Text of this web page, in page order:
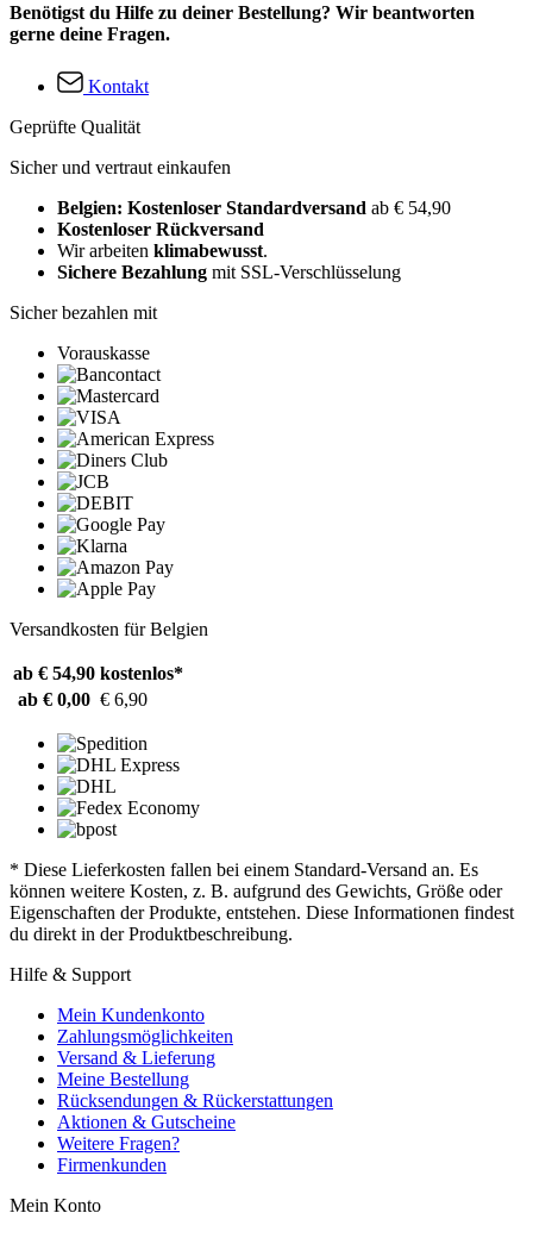
Benötigst du Hilfe zu deiner Bestellung? Wir beantworten
gerne deine Fragen.
Kontakt
Geprüfte Qualität
Sicher und vertraut einkaufen
Belgien: Kostenloser Standardversand ab € 54,90
Kostenloser Rückversand
Wir arbeiten klimabewusst.
Sichere Bezahlung mit SSL-Verschlüsselung
Sicher bezahlen mit
Vorauskasse
Versandkosten für Belgien
ab € 54,90 kostenlos*
ab € 0,00 € 6,90
* Diese Lieferkosten fallen bei einem Standard-Versand an. Es
können weitere Kosten, z. B. aufgrund des Gewichts, Größe oder
Eigenschaften der Produkte, entstehen. Diese Informationen findest
du direkt in der Produktbeschreibung.
Hilfe & Support
Mein Kundenkonto
Zahlungsmöglichkeiten
Versand & Lieferung
Meine Bestellung
Rücksendungen & Rückerstattungen
Aktionen & Gutscheine
Weitere Fragen?
Firmenkunden
Mein Konto